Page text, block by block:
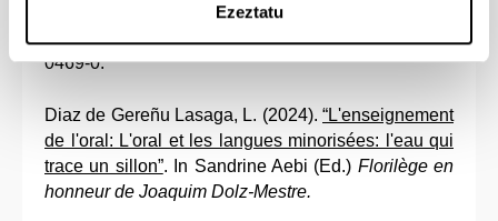
Ezeztatu
(des)colonialidade da linguagem: diálogos
0469-0.
Diaz de Gereñu Lasaga, L. (2024). “L'enseignement
de l'oral: L'oral et les langues minorisées: l'eau qui
trace un sillon”. In Sandrine Aebi (Ed.) Florilège en
honneur de Joaquim Dolz-Mestre.